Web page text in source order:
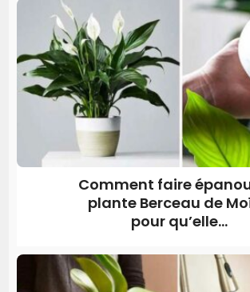
Comment faire
plante Berceau de
pour qu’elle...